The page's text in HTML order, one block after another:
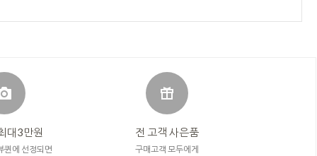
대3만원
퀸에 선정되면
전 고객 사은품
구매고객 모두에게